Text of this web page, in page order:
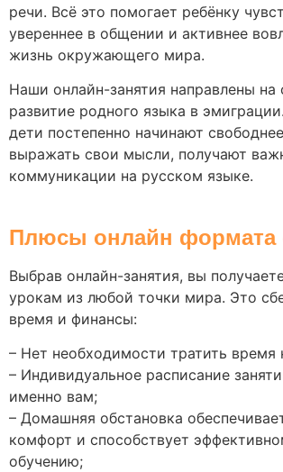
речи. Всё это помогает ребёнку
увереннее в общении и активнее
жизнь окружающего мира.
Наши онлайн-занятия направлены на
развитие родного языка в
дети постепенно начинают
выражать свои мысли, получают
коммуникации на русском языке.
Плюсы онлайн формата
Выбрав онлайн-занятия, вы
урокам из любой точки мира. Это
время и финансы:
– Нет необходимости тратить время
– Индивидуальное расписание
именно вам;
– Домашняя обстановка
комфорт и способствует
обучению;